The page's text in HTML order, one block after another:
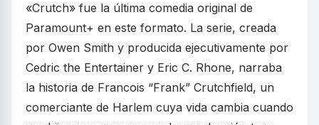
«Crutch» fue la última comedia original de
Paramount+ en este formato. La serie, creada
por Owen Smith y producida ejecutivamente por
Cedric the Entertainer y Eric C. Rhone, narraba
la historia de Francois “Frank” Crutchfield, un
comerciante de Harlem cuya vida cambia cuando